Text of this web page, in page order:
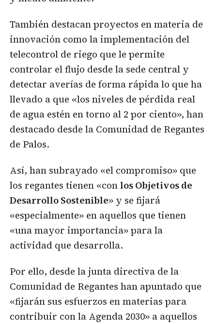
También destacan proyectos en materia de
innovación como la implementación del
telecontrol de riego que le permite
controlar el flujo desde la sede central y
detectar averías de forma rápida lo que ha
llevado a que «los niveles de pérdida real
de agua estén en torno al 2 por ciento», han
destacado desde la Comunidad de Regantes
de Palos.
Así, han subrayado «el compromiso» que
los regantes tienen «conlos Objetivos de
Desarrollo Sostenible» y se fijará
«especialmente» en aquellos que tienen
«una mayor importancia» para la
actividad que desarrolla.
Por ello, desde la junta directiva de la
Comunidad de Regantes han apuntado que
«fijarán sus esfuerzos en materias para
contribuir con la Agenda 2030» a aquellos